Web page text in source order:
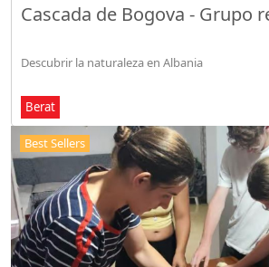
Cascada de Bogova - Grupo
Descubrir la naturaleza en Albania
Berat
Best Sellers